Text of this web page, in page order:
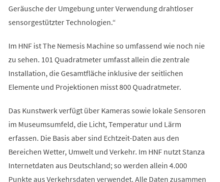
Geräusche der Umgebung unter Verwendung drahtloser
sensorgestützter Technologien.“
Im HNF ist The Nemesis Machine so umfassend wie noch nie
zu sehen. 101 Quadratmeter umfasst allein die zentrale
Installation, die Gesamtfläche inklusive der seitlichen
Elemente und Projektionen misst 800 Quadratmeter.
Das Kunstwerk verfügt über Kameras sowie lokale Sensoren
im Museumsumfeld, die Licht, Temperatur und Lärm
erfassen. Die Basis aber sind Echtzeit-Daten aus den
Bereichen Wetter, Umwelt und Verkehr. Im HNF nutzt Stanza
Internetdaten aus Deutschland; so werden allein 4.000
Punkte aus Verkehrsdaten verwendet. Alle Daten zusammen